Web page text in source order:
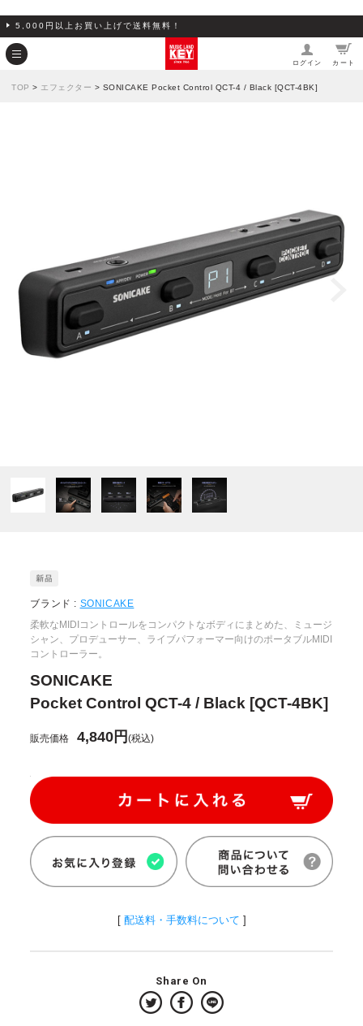
5,000円以上お買い上げで送料無料！
ログイン カート
TOP > エフェクター > SONICAKE Pocket Control QCT-4 / Black [QCT-4BK]
ブランド : SONICAKE
柔軟なMIDIコントロールをコンパクトなボディにまとめた、ミュージ
シャン、プロデューサー、ライブパフォーマー向けのポータブルMIDI
コントローラー。
SONICAKE
Pocket Control QCT-4 / Black [QCT-4BK]
販売価格 4,840円(税込)
[ 配送料・手数料について ]
Share On